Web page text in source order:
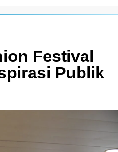
Festival
Publik